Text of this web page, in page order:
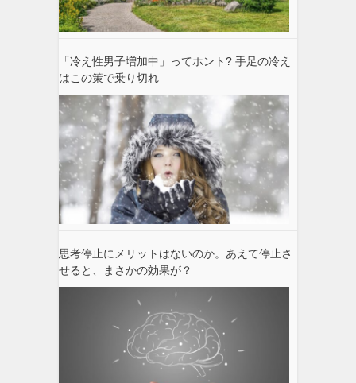
「冷え性男子増加中」ってホント? 手足の冷え
はこの策で乗り切れ
思考停止にメリットはないのか。あえて停止さ
せると、まさかの効果が？